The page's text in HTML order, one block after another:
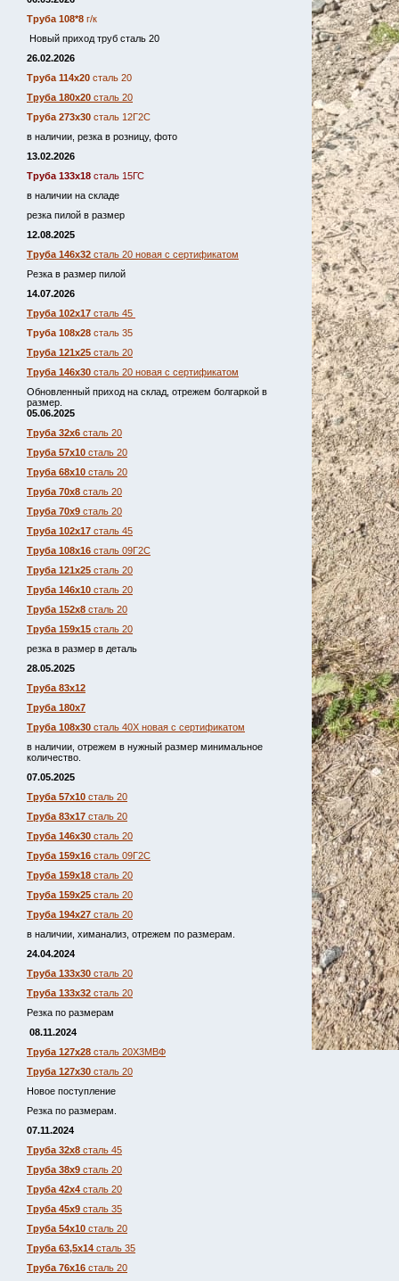
Труба 108*8 г/к
Новый приход труб сталь 20
26.02.2026
Труба 114х20 сталь 20
Труба 180х20 сталь 20
Труба 273х30 сталь 12Г2С
в наличии, резка в розницу, фото
13.02.2026
Труба 133х18 сталь 15ГС
в наличии на складе
резка пилой в размер
12.08.2025
Труба 146х32 сталь 20 новая с сертификатом
Резка в размер пилой
14.07.2026
Труба 102х17 сталь 45
Труба 108х28 сталь 35
Труба 121х25 сталь 20
Труба 146х30 сталь 20 новая с сертификатом
Обновленный приход на склад, отрежем болгаркой в
размер.
05.06.2025
Труба 32х6 сталь 20
Труба 57х10 сталь 20
Труба 68х10 сталь 20
Труба 70х8 сталь 20
Труба 70х9 сталь 20
Труба 102х17 сталь 45
Труба 108х16 сталь 09Г2С
Труба 121х25 сталь 20
Труба 146х10 сталь 20
Труба 152х8 сталь 20
Труба 159х15 сталь 20
резка в размер в деталь
28.05.2025
Труба 83х12
Труба 180х7
Труба 108х30 сталь 40Х новая с сертификатом
в наличии, отрежем в нужный размер минимальное
количество.
07.05.2025
Труба 57х10 сталь 20
Труба 83х17 сталь 20
Труба 146х30 сталь 20
Труба 159х16 сталь 09Г2С
Труба 159х18 сталь 20
Труба 159х25 сталь 20
Труба 194х27 сталь 20
в наличии, химанализ, отрежем по размерам.
24.04.2024
Труба 133х30 сталь 20
Труба 133х32 сталь 20
Резка по размерам
08.11.2024
Труба 127х28 сталь 20Х3МВФ
Труба 127х30 сталь 20
Новое поступление
Резка по размерам.
07.11.2024
Труба 32х8 сталь 45
Труба 38х9 сталь 20
Труба 42х4 сталь 20
Труба 45х9 сталь 35
Труба 54х10 сталь 20
Труба 63,5х14 сталь 35
Труба 76х16 сталь 20